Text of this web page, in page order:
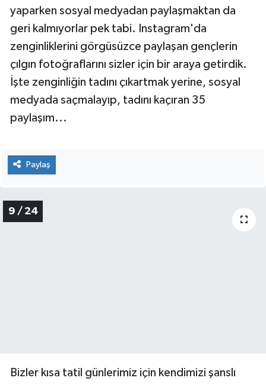
yaparken sosyal medyadan paylaşmaktan da
geri kalmıyorlar pek tabi. Instagram'da
zenginliklerini görgüsüzce paylaşan gençlerin
çılgın fotoğraflarını sizler için bir araya getirdik.
İşte zenginliğin tadını çıkartmak yerine, sosyal
medyada saçmalayıp, tadını kaçıran 35
paylaşım...
Paylaş
9 / 24
Bizler kısa tatil günlerimiz için kendimizi şanslı